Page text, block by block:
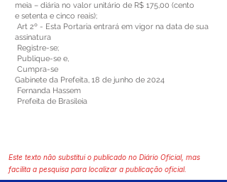
meia – diária no valor unitário de R$ 175,00 (cento
e setenta e cinco reais);
Art 2º - Esta Portaria entrará em vigor na data de sua
assinatura
Registre-se;
Publique-se e,
Cumpra-se
Gabinete da Prefeita, 18 de junho de 2024
Fernanda Hassem
Prefeita de Brasileia
Este texto não substitui o publicado no Diário Oficial, mas
facilita a pesquisa para localizar a publicação oficial.